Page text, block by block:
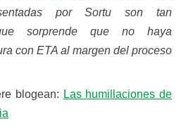
por Sortu son tan
sorprende que no haya
con ETA al margen del proceso
blogean: Las humillaciones de